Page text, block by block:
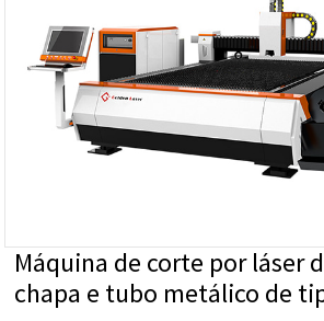
Máquina de corte por láser
chapa e tubo metálico de